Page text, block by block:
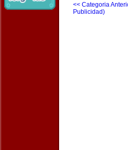
<< Categoria
Publicidad)